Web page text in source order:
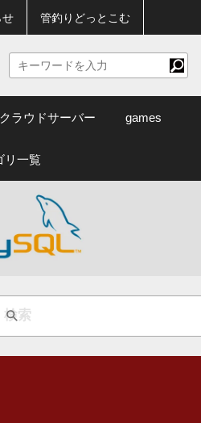
せ 管釣りどっとこむ
クラウドサーバー games
リ一覧